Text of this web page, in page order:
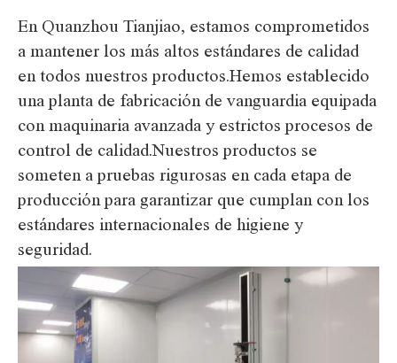
En Quanzhou Tianjiao, estamos comprometidos
a mantener los más altos estándares de calidad
en todos nuestros productos.Hemos establecido
una planta de fabricación de vanguardia equipada
con maquinaria avanzada y estrictos procesos de
control de calidad.Nuestros productos se
someten a pruebas rigurosas en cada etapa de
producción para garantizar que cumplan con los
estándares internacionales de higiene y
seguridad.